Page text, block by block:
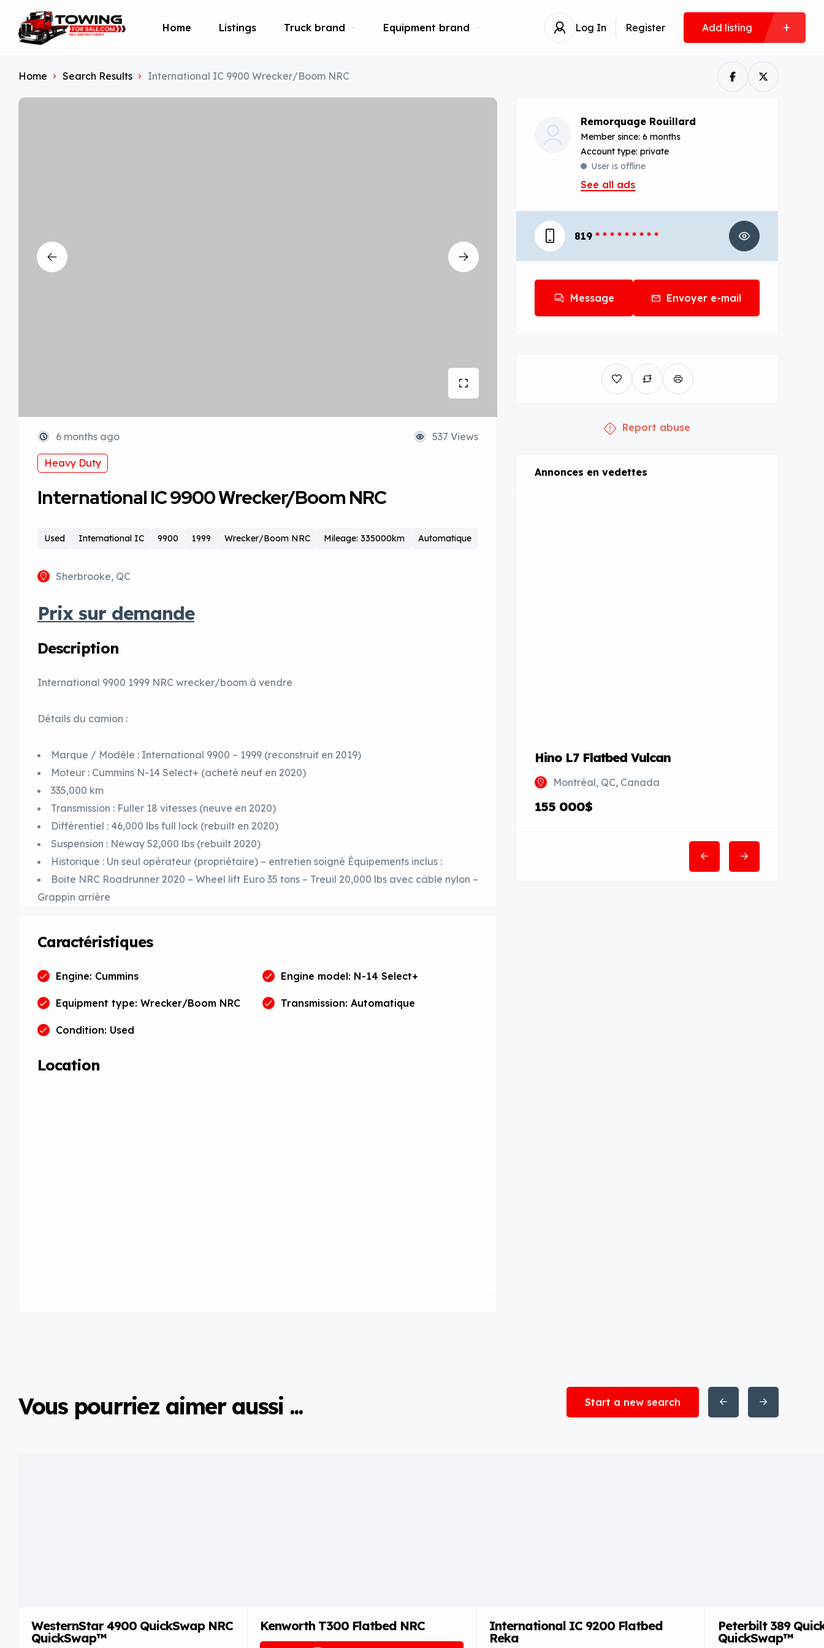
Home Listings Truck brand Equipment brand Log In Register Add listing
Home Search Results International IC 9900 Wrecker/Boom NRC
6 months ago 537 Views
Heavy Duty
International IC 9900 Wrecker/Boom NRC
Used International IC 9900 1999 Wrecker/Boom NRC Mileage: 335000km Automatique
Sherbrooke, QC
Prix sur demande
Description
International 9900 1999 NRC wrecker/boom à vendre
Détails du camion :
Marque / Modèle : International 9900 – 1999 (reconstruit en 2019)
Moteur : Cummins N-14 Select+ (acheté neuf en 2020)
335,000 km
Transmission : Fuller 18 vitesses (neuve en 2020)
Différentiel : 46,000 lbs full lock (rebuilt en 2020)
Suspension : Neway 52,000 lbs (rebuilt 2020)
Historique : Un seul opérateur (propriétaire) – entretien soigné Équipements inclus :
Boîte NRC Roadrunner 2020 – Wheel lift Euro 35 tons – Treuil 20,000 lbs avec câble nylon –
Grappin arrière
Caractéristiques
Engine: Cummins Engine model: N-14 Select+
Equipment type: Wrecker/Boom NRC Transmission: Automatique
Condition: Used
Location
Remorquage Rouillard
Member since: 6 months
account type: private
User is offline
See all ads
819 * * * * * * * * *
Message Envoyer e-mail
Report abuse
Annonces en vedettes
Hino L7 Flatbed Vulcan
Montréal, QC, Canada
155 000$
Vous pourriez aimer aussi ... Start a new search
WesternStar 4900 QuickSwap NRC
QuickSwap™
Kenworth T300 Flatbed NRC
International IC 9200 Flatbed
Reka
Peterbilt 389
QuickSwap™